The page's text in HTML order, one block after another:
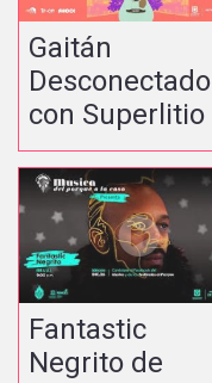
Gaitán
Desconectado
con Superlitio
Fantastic
Negrito de